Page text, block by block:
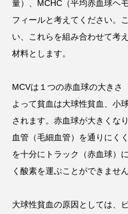
量）、MCHC（平均赤血球ヘ
フィールと考えてください。
い、これらを組み合わせて考
材料とします。
MCVは１つの赤血球の大きさ
よって貧血は大球性貧血、小
されます。赤血球が大きくな
血管（毛細血管）を通りにく
を十分にトラック（赤血球）
く酸素を運ぶことができません
大球性貧血の原因としては、